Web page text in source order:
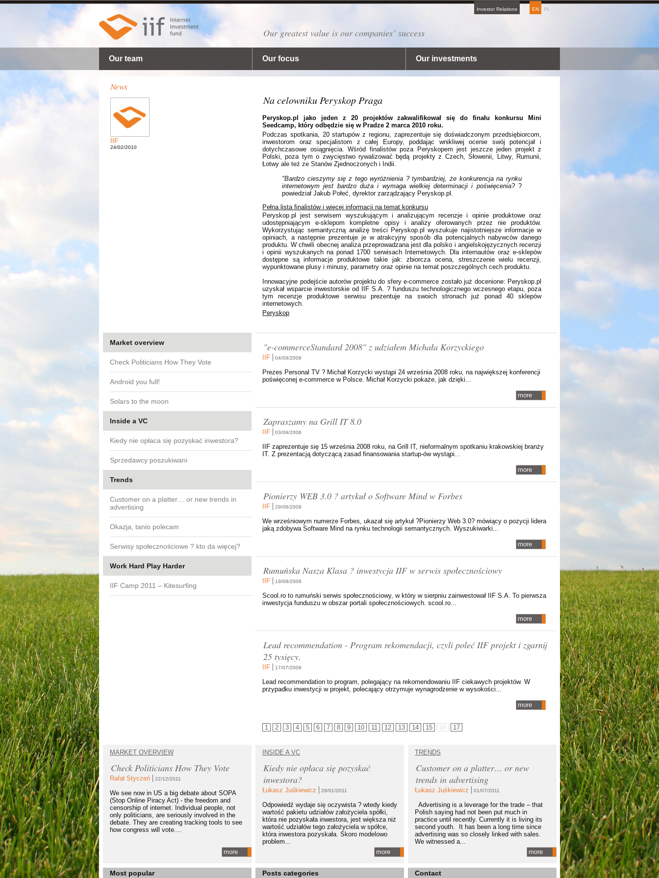
Investor Relations EN PL
Our greatest value is our companies’ success
Our team Our focus Our investments
News
IIF
24/02/2010
Na celowniku Peryskop Praga
Peryskop.pl jako jeden z 20 projektów zakwalifikował się do finału konkursu Mini
Seedcamp, który odbędzie się w Pradze 2 marca 2010 roku.
Podczas spotkania, 20 startupów z regionu, zaprezentuje się doświadczonym przedsiębiorcom,
inwestorom oraz specjalistom z całej Europy, poddając wnikliwej ocenie swój potencjał i
dotychczasowe osiągnięcia. Wśród finalistów poza Peryskopem jest jeszcze jeden projekt z
Polski, poza tym o zwycięstwo rywalizować będą projekty z Czech, Słowenii, Litwy, Rumunii,
Łotwy ale też ze Stanów Zjednoczonych i Indii.
"Bardzo cieszymy się z tego wyróżnienia ? tymbardziej, że konkurencja na rynku
internetowym jest bardzo duża i wymaga wielkiej determinacji i poświęcenia??
powiedział Jakub Połeć, dyrektor zarządzający Peryskop.pl.
Pełna lista finalistów i więcej informacji na temat konkursu
Peryskop.pl jest serwisem wyszukującym i analizującym recenzje i opinie produktowe oraz
udostępniającym e-sklepom kompletne opisy i analizy oferowanych przez nie produktów.
Wykorzystując semantyczną analizę treści Peryskop.pl wyszukuje najistotniejsze informacje w
opiniach, a następnie prezentuje je w atrakcyjny sposób dla potencjalnych nabywców danego
produktu. W chwili obecnej analiza przeprowadzana jest dla polsko i angielskojęzycznych recenzji
i opinii wyszukanych na ponad 1700 serwisach Internetowych. Dla internautów oraz e-sklepów
dostępne są informacje produktowe takie jak: zbiorcza ocena, streszczenie wielu recenzji,
wypunktowane plusy i minusy, parametry oraz opinie na temat poszczególnych cech produktu.
Innowacyjne podejście autorów projektu do sfery e-commerce zostało już docenione: Peryskop.pl
uzyskał wsparcie inwestorskie od IIF S.A. ? funduszu technologicznego wczesnego etapu, poza
tym recenzje produktowe serwisu prezentuje na swoich stronach już ponad 40 sklepów
internetowych.
Peryskop
Market overview
Check Politicians How They Vote
Android you full!
Solars to the moon
Inside a VC
Kiedy nie opłaca się pozyskać inwestora?
Sprzedawcy poszukiwani
Trends
Customer on a platter… or new trends in
advertising
Okazja, tanio polecam
Serwisy społecznościowe ? kto da więcej?
Work Hard Play Harder
IIF Camp 2011 – Kitesurfing
"e-commerceStandard 2008" z udziałem Michała Korzyckiego
IIF 04/09/2008
Prezes Personal TV ? Michał Korzycki wystąpi 24 września 2008 roku, na największej konferencji
poświęconej e-commerce w Polsce. Michał Korzycki pokaże, jak dzięki...
more
Zapraszamy na Grill IT 8.0
IIF 03/09/2008
IIF zaprezentuje się 15 września 2008 roku, na Grill IT, nieformalnym spotkaniu krakowskiej branży
IT. Z prezentacją dotyczącą zasad finansowania startup-ów wystąpi...
more
Pionierzy WEB 3.0 ? artykuł o Software Mind w Forbes
IIF 29/08/2008
We wrześniowym numerze Forbes, ukazał się artykuł ?Pionierzy Web 3.0? mówiący o pozycji lidera
jaką zdobywa Software Mind na rynku technologii semantycznych. Wyszukiwarki...
more
Rumuńska Nasza Klasa ? inwestycja IIF w serwis społecznościowy
IIF 19/08/2008
Scool.ro to rumuński serwis społecznościowy, w który w sierpniu zainwestował IIF S.A. To pierwsza
inwestycja funduszu w obszar portali społecznościowych. scool.ro...
more
Lead recommendation - Program rekomendacji, czyli poleć IIF projekt i zgarnij
25 tysięcy.
IIF 17/07/2008
Lead recommendation to program, polegający na rekomendowaniu IIF ciekawych projektów. W
przypadku inwestycji w projekt, polecający otrzymuje wynagrodzenie w wysokości...
more
1 2 3 4 5 6 7 8 9 10 11 12 13 14 15 16 17
MARKET OVERVIEW
Check Politicians How They Vote
Rafał Styczeń 22/12/2011
We see now in US a big debate about SOPA
(Stop Online Piracy Act) - the freedom and
censorship of internet. Individual people, not
only politicians, are seriously involved in the
debate. They are creating tracking tools to see
how congress will vote....
more
INSIDE A VC
Kiedy nie opłaca się pozyskać
inwestora?
Łukasz Juśkiewicz 28/01/2011
Odpowiedź wydaje się oczywista ? wtedy kiedy
wartość pakietu udziałów założyciela spółki,
która nie pozyskała inwestora, jest większa niż
wartość udziałów tego założyciela w spółce,
która inwestora pozyskała. Skoro modelowo
problem...
more
TRENDS
Customer on a platter… or new
trends in advertising
Łukasz Juśkiewicz 01/07/2011
Advertising is a leverage for the trade – that
Polish saying had not been put much in
practice until recently. Currently it is living its
second youth. It has been a long time since
advertising was so closely linked with sales.
We witnessed a...
more
Most popular Posts categories Contact